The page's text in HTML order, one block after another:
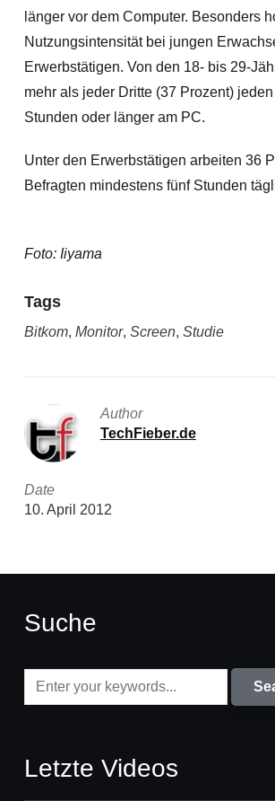
länger vor dem Computer. Besonders
Nutzungsintensität bei jungen
Erwerbstätigen. Von den 18- bis 29-
mehr als jeder Dritte (37 Prozent) jeden
Stunden oder länger am PC.
Unter den Erwerbstätigen arbeiten 36
Befragten mindestens fünf Stunden
Foto: Iiyama
Tags
Bitkom, Monitor, Screen, Studie
Author
TechFieber.de
Date
10. April 2012
Suche
Letzte Videos